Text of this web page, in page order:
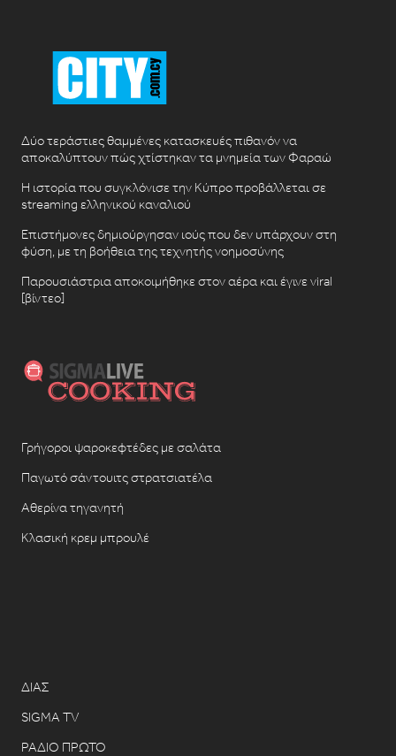
Δύο τεράστιες θαμμένες κατασκευές πιθανόν να
αποκαλύπτουν πώς χτίστηκαν τα μνημεία των Φαραώ
Η ιστορία που συγκλόνισε την Κύπρο προβάλλεται σε
streaming ελληνικού καναλιού
Επιστήμονες δημιούργησαν ιούς που δεν υπάρχουν στη
φύση, με τη βοήθεια της τεχνητής νοημοσύνης
Παρουσιάστρια αποκοιμήθηκε στον αέρα και έγινε viral
[βίντεο]
Γρήγοροι ψαροκεφτέδες με σαλάτα
Παγωτό σάντουιτς στρατσιατέλα
Αθερίνα τηγανητή
Κλασική κρεμ μπρουλέ
ΔΙΑΣ
SIGMA TV
ΡΑΔΙΟ ΠΡΩΤΟ